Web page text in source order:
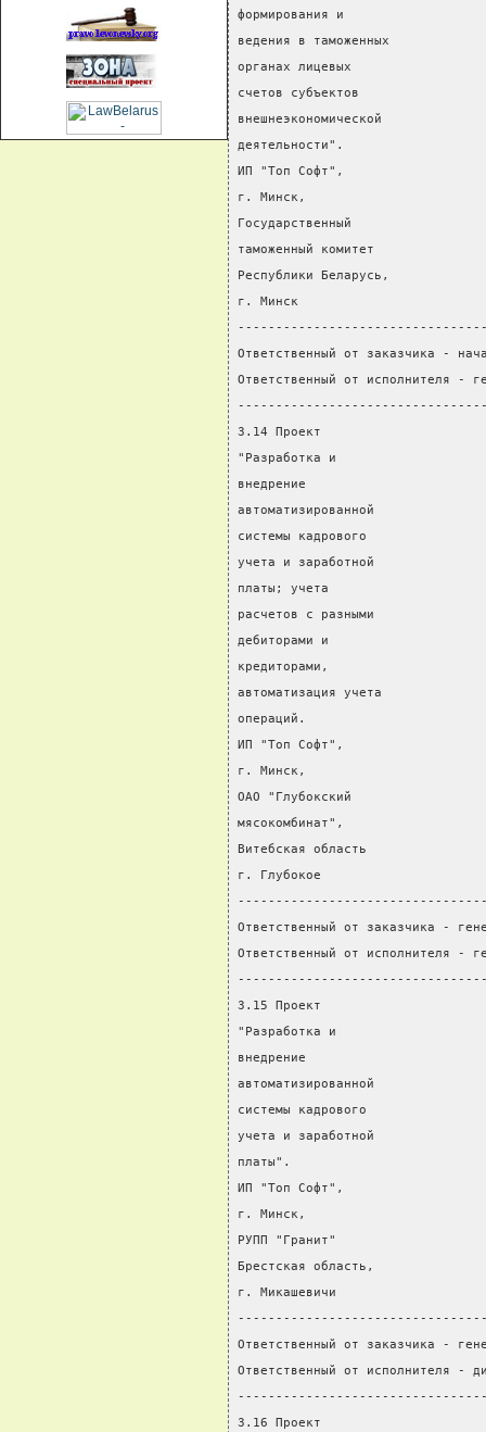
формирования и
ведения в таможенных
органах лицевых
счетов субъектов
внешнеэкономической
деятельности".
ИП "Топ Софт",
г. Минск,
Государственный
таможенный комитет
Республики Беларусь,
г. Минск
Ответственный от заказчика -
Ответственный от исполнителя -
3.14 Проект
"Разработка и
внедрение
автоматизированной
системы кадрового
учета и заработной
платы; учета
расчетов с разными
дебиторами и
кредиторами,
автоматизация учета
операций.
ИП "Топ Софт",
г. Минск,
ОАО "Глубокский
мясокомбинат",
Витебская область
г. Глубокое
Ответственный от заказчика -
Ответственный от исполнителя -
3.15 Проект
"Разработка и
внедрение
автоматизированной
системы кадрового
учета и заработной
платы".
ИП "Топ Софт",
г. Минск,
РУПП "Гранит"
Брестская область,
г. Микашевичи
Ответственный от заказчика -
Ответственный от исполнителя -
3.16 Проект